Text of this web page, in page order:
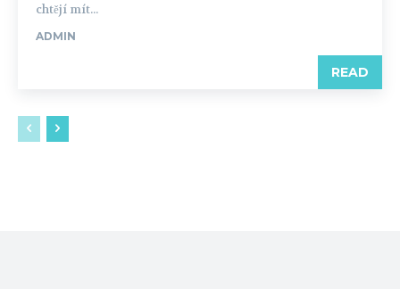
chtějí mít...
ADMIN
READ